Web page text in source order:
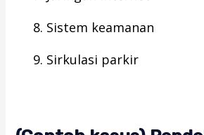
Sistem keamanan
Sirkulasi parkir